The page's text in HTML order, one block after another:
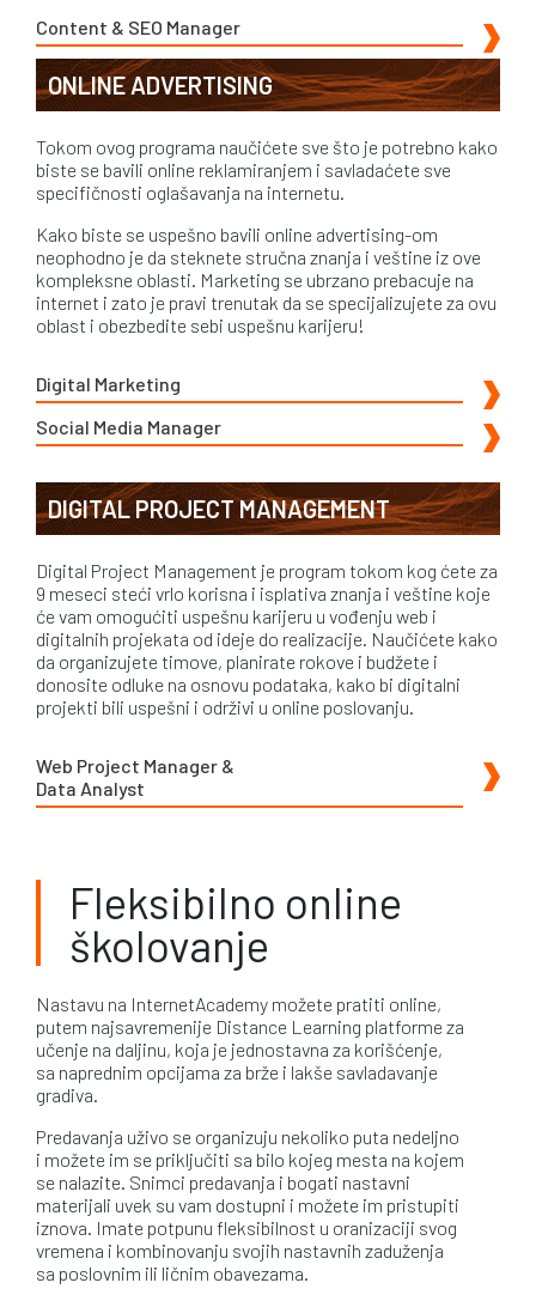
Content & SEO Manager
ONLINE ADVERTISING
Tokom ovog programa naučićete sve što je potrebno kako
biste se bavili online reklamiranjem i savladaćete sve
specifičnosti oglašavanja na internetu.
Kako biste se uspešno bavili online advertising-om
neophodno je da steknete stručna znanja i veštine iz ove
kompleksne oblasti. Marketing se ubrzano prebacuje na
internet i zato je pravi trenutak da se specijalizujete za ovu
oblast i obezbedite sebi uspešnu karijeru!
Digital Marketing
Social Media Manager
DIGITAL PROJECT MANAGEMENT
Digital Project Management je program tokom kog ćete za
9 meseci steći vrlo korisna i isplativa znanja i veštine koje
će vam omogućiti uspešnu karijeru u vođenju web i
digitalnih projekata od ideje do realizacije. Naučićete kako
da organizujete timove, planirate rokove i budžete i
donosite odluke na osnovu podataka, kako bi digitalni
projekti bili uspešni i održivi u online poslovanju.
Web Project Manager &
Data Analyst
Fleksibilno online
školovanje
Nastavu na InternetAcademy možete pratiti online,
putem najsavremenije Distance Learning platforme za
učenje na daljinu, koja je jednostavna za korišćenje,
sa naprednim opcijama za brže i lakše savladavanje
gradiva.
Predavanja uživo se organizuju nekoliko puta nedeljno
i možete im se priključiti sa bilo kojeg mesta na kojem
se nalazite. Snimci predavanja i bogati nastavni
materijali uvek su vam dostupni i možete im pristupiti
iznova. Imate potpunu fleksibilnost u oranizaciji svog
vremena i kombinovanju svojih nastavnih zaduženja
sa poslovnim ili ličnim obavezama.